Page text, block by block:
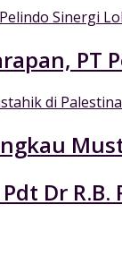
PT
Dr